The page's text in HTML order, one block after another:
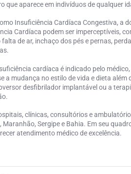
que aparece em indivíduos de qualquer
Insuficiência Cardíaca Congestiva,a
Cardíaca podem ser imperceptíveis,
falta de ar, inchaço dos pés e pernas,
cardíacaé indicado pelo
a mudança no estilo de vida e dieta
desfibrilador implantável ou a
clínicas, consultórios e
Maranhão, Sergipe e Bahia. Em seu
atendimento médico de excelência.